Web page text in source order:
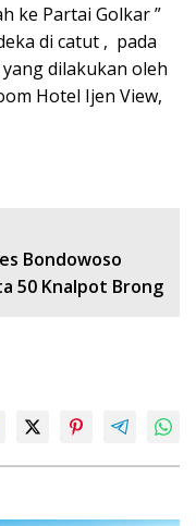
ke Partai Golkar ”
di catut , pada
dilakukan oleh
Hotel Ijen View,
Bondowoso
50 Knalpot Brong